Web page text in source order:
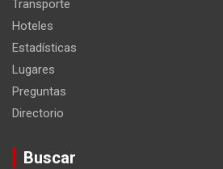
Transporte
Hoteles
Estadísticas
Lugares
Preguntas
Directorio
Buscar